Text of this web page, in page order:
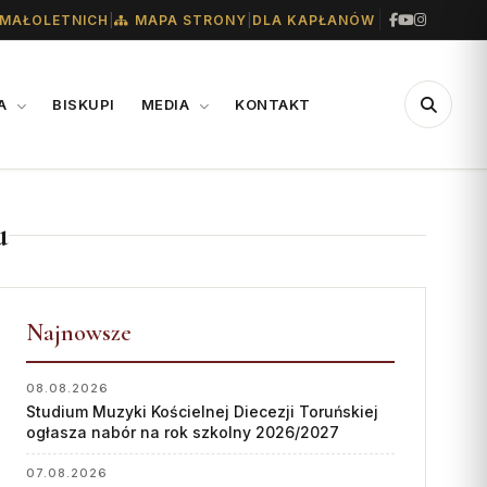
MAPA STRONY DLA KAPŁANÓW
BISKUPI MEDIA KONTAKT
MEDIALNE
Biuro
Współpraca
„GŁOS Z TORUNIA"
Redakcja
Archiwum
Ofiary na seminarium
Najnowsze
08.08.2026
Studium Muzyki Kościelnej Diecezji Toruńskiej
ogłasza nabór na rok szkolny 2026/2027
07.08.2026